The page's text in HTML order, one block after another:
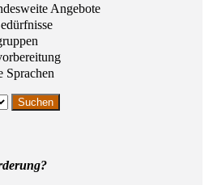
Angebote
Sprachen